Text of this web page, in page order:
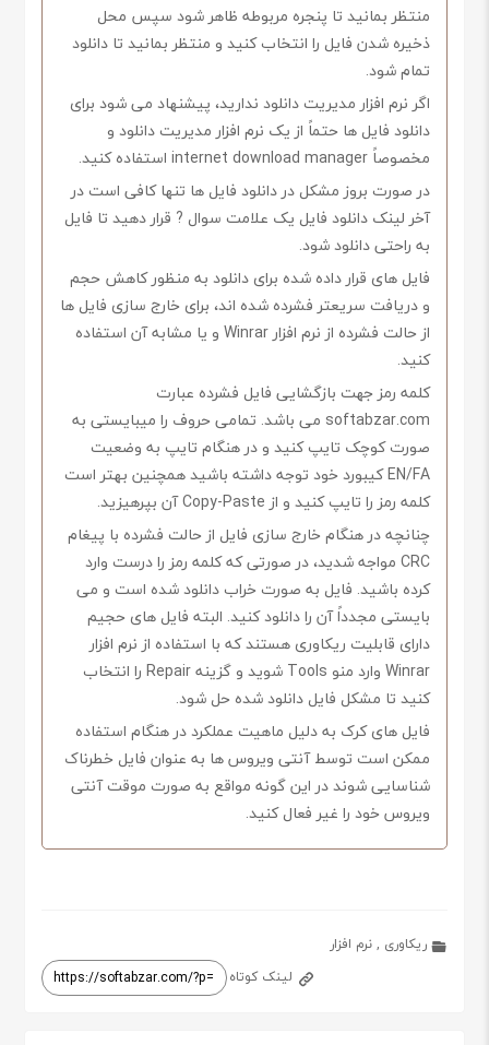
منتظر بمانید تا پنجره مربوطه ظاهر شود سپس محل
ذخیره شدن فایل را انتخاب کنید و منتظر بمانید تا دانلود
تمام شود.
اگر نرم افزار مدیریت دانلود ندارید، پیشنهاد می شود برای
دانلود فایل ها حتماً از یک نرم افزار مدیریت دانلود و
مخصوصاً internet download manager استفاده کنید.
در صورت بروز مشکل در دانلود فایل ها تنها کافی است در
آخر لینک دانلود فایل یک علامت سوال ? قرار دهید تا فایل
به راحتی دانلود شود.
فایل های قرار داده شده برای دانلود به منظور کاهش حجم
و دریافت سریعتر فشرده شده اند، برای خارج سازی فایل ها
از حالت فشرده از نرم افزار Winrar و یا مشابه آن استفاده
کنید.
کلمه رمز جهت بازگشایی فایل فشرده عبارت
softabzar.com می باشد. تمامی حروف را میبایستی به
صورت کوچک تایپ کنید و در هنگام تایپ به وضعیت
EN/FA کیبورد خود توجه داشته باشید همچنین بهتر است
کلمه رمز را تایپ کنید و از Copy-Paste آن بپرهیزید.
چنانچه در هنگام خارج سازی فایل از حالت فشرده با پیغام
CRC مواجه شدید، در صورتی که کلمه رمز را درست وارد
کرده باشید. فایل به صورت خراب دانلود شده است و می
بایستی مجدداً آن را دانلود کنید. البته فایل های حجیم
دارای قابلیت ریکاوری هستند که با استفاده از نرم افزار
Winrar وارد منو Tools شوید و گزینه Repair را انتخاب
کنید تا مشکل فایل دانلود شده حل شود.
فایل های کرک به دلیل ماهیت عملکرد در هنگام استفاده
ممکن است توسط آنتی ویروس ها به عنوان فایل خطرناک
شناسایی شوند در این گونه مواقع به صورت موقت آنتی
ویروس خود را غیر فعال کنید.
ریکاوری ,نرم افزار
لینک کوتاه